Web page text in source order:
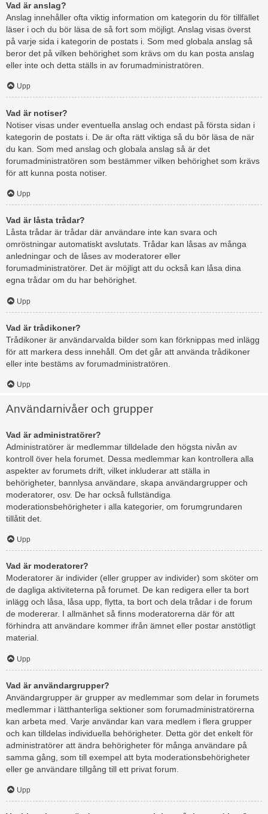
Vad är anslag?
Anslag innehåller ofta viktig information om kategorin du för tillfället
läser i och du bör läsa de så fort som möjligt. Anslag visas överst
på varje sida i kategorin de postats i. Som med globala anslag så
beror det på vilken behörighet som krävs om du kan posta anslag
eller inte och detta ställs in av forumadministratören.
Upp
Vad är notiser?
Notiser visas under eventuella anslag och endast på första sidan i
kategorin de postats i. De är ofta rätt viktiga så du bör läsa de när
du kan. Som med anslag och globala anslag så är det
forumadministratören som bestämmer vilken behörighet som krävs
för att kunna posta notiser.
Upp
Vad är låsta trådar?
Låsta trådar är trådar där användare inte kan svara och
omröstningar automatiskt avslutats. Trådar kan låsas av många
anledningar och de låses av moderatorer eller
forumadministratörer. Det är möjligt att du också kan låsa dina
egna trådar om du har behörighet.
Upp
Vad är trådikoner?
Trådikoner är användarvalda bilder som kan förknippas med inlägg
för att markera dess innehåll. Om det går att använda trådikoner
eller inte bestäms av forumadministratören.
Upp
Användarnivåer och grupper
Vad är administratörer?
Administratörer är medlemmar tilldelade den högsta nivån av
kontroll över hela forumet. Dessa medlemmar kan kontrollera alla
aspekter av forumets drift, vilket inkluderar att ställa in
behörigheter, bannlysa användare, skapa användargrupper och
moderatorer, osv. De har också fullständiga
moderationsbehörigheter i alla kategorier, om forumgrundaren
tillåtit det.
Upp
Vad är moderatorer?
Moderatorer är individer (eller grupper av individer) som sköter om
de dagliga aktiviteterna på forumet. De kan redigera eller ta bort
inlägg och låsa, låsa upp, flytta, ta bort och dela trådar i de forum
de modererar. I allmänhet så finns moderatorerna där för att
förhindra att användare kommer ifrån ämnet eller postar anstötligt
material.
Upp
Vad är användargrupper?
Användargrupper är grupper av medlemmar som delar in forumets
medlemmar i lätthanterliga sektioner som forumadministratörerna
kan arbeta med. Varje användar kan vara medlem i flera grupper
och kan tilldelas individuella behörigheter. Detta gör det enkelt för
administratörer att ändra behörigheter för många användare på
samma gång, som till exempel att byta moderationsbehörigheter
eller ge användare tillgång till ett privat forum.
Upp